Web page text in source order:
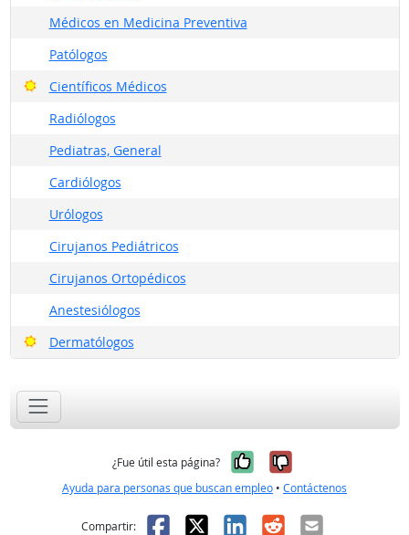
Médicos en Medicina Preventiva
Patólogos
Científicos Médicos
Buenas perspectivas
Radiólogos
Pediatras, General
Cardiólogos
Urólogos
Cirujanos Pediátricos
Cirujanos Ortopédicos
Anestesiólogos
Dermatólogos
Buenas perspectivas
¿Fue útil esta página? Sí, fue útil
No, no fue
Ayuda para personas que buscan empleo • Contáctenos
Compartir: Facebook
X LinkedIn
RedditCorreo